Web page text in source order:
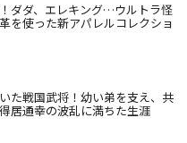
ダダ、エレキング…ウルトラ怪
を使った新アパレルコレクショ
た戦国武将！幼い弟を支え、共
居通幸の波乱に満ちた生涯